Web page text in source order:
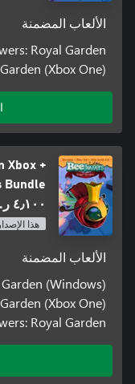
الألعاب المضمنة
Royal Garden
(Xbox One)
Xbox +
Bundle
٤٫١٠٠ ر.ع.‏
هذا الإصدار
الألعاب المضمنة
(Windows)
(Xbox One)
Royal Garden